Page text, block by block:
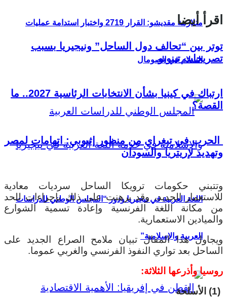
متلازمة مقديشو: القرار 2719 واختبار استدامة عمليات
السلام في الصومال
اللغة العربية في نيجيريا ودور “المجلس الوطني للدراسات
العربية والإسلامية”
اقرأ أيضا
توتر بين “تحالف دول الساحل” ونيجيريا بسبب
تصريحات تينوبو
ارتباك في كينيا بشأن الانتخابات الرئاسية 2027.. ما
القصة؟
الحرب في تيغراي من منظور إثيوبي: اتهامات لمصر
وتهديد لإريتريا والسودان
وتتبني حكومات ترويكا الساحل سرديات معادية
للاستعمار الجديد، وقد برهنت على ذلك بإجراءات للحد
من مكانة اللغة الفرنسية وإعادة تسمية الشوارع
والميادين الاستعمارية.
ويجاول هذا المقال تبيان ملامح الصراع الجديد على
الساحل بعد تواري النفوذ الفرنسي والغربي عموما.
روسيا وأذرعها الثلاثة:
(1) الأسلحة